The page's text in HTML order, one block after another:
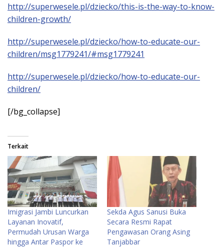
http://superwesele.pl/dziecko/this-is-the-way-to-know-
children-growth/
http://superwesele.pl/dziecko/how-to-educate-our-
children/msg1779241/#msg1779241
http://superwesele.pl/dziecko/how-to-educate-our-
children/
[/bg_collapse]
Terkait
Imigrasi Jambi Luncurkan
Layanan Inovatif,
Permudah Urusan Warga
hingga Antar Paspor ke
Sekda Agus Sanusi Buka
Secara Resmi Rapat
Pengawasan Orang Asing
Tanjabbar